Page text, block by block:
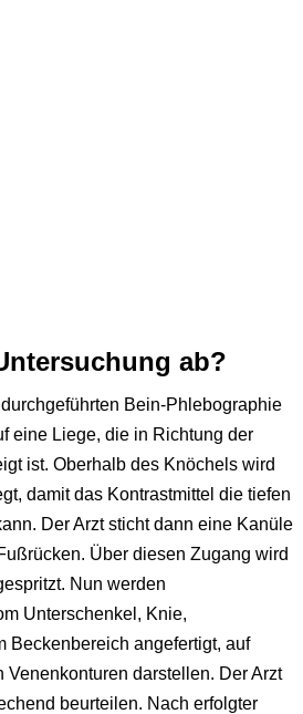
ab?
Bein-Phlebographie
eine Liege, die in Richtung der
ist. Oberhalb des Knöchels wird
damit das Kontrastmittel die tiefen
Der Arzt sticht dann eine Kanüle
Über diesen Zugang wird
Nun werden
Unterschenkel, Knie,
Beckenbereich angefertigt, auf
darstellen. Der Arzt
beurteilen. Nach erfolgter